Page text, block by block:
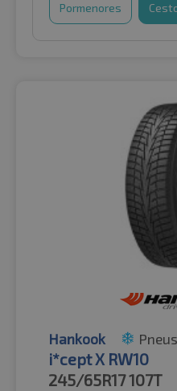
Pormenores
Hankook
i*cept X RW10
245/65R17107T